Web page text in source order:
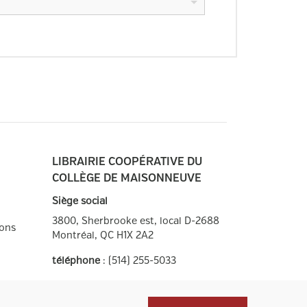
LIBRAIRIE COOPÉRATIVE DU
COLLÈGE DE MAISONNEUVE
Siège social
3800, Sherbrooke est, local D-2688
Montréal, QC H1X 2A2
téléphone : (514) 255-5033